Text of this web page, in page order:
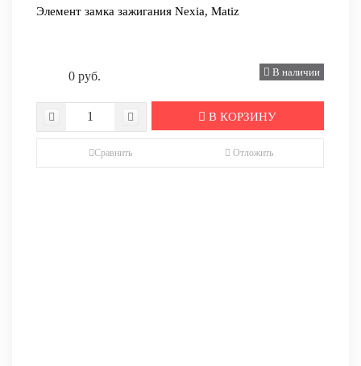
Элемент замка зажигания Nexia, Matiz
0 руб. В наличии
В КОРЗИНУ
Сравнить Отложить